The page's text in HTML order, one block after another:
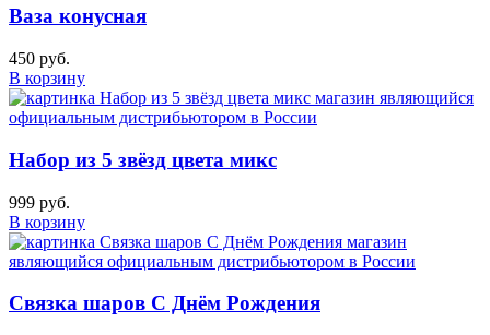
Ваза конусная
450 руб.
В корзину
Набор из 5 звёзд цвета микс
999 руб.
В корзину
Связка шаров С Днём Рождения